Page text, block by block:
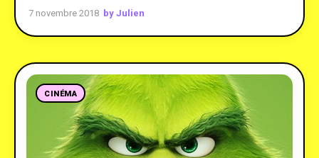
7 novembre 2018 by Julien
CINÉMA